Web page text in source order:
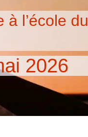
l’école du
2026